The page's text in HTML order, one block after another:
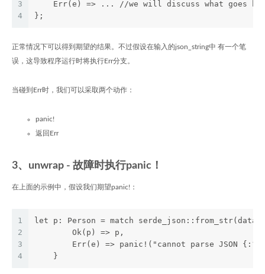
3
4
Err(e) => ... //we will discuss what goes
};
正常情况下可以得到期望的结果。不过假设在输入的json_string中 有一个笔
误，这导致程序运行时将执行Err分支。
当碰到Err时，我们可以采取两个动作：
panic!
返回Err
3、unwrap - 故障时执行panic！
在上面的示例中，假设我们期望panic!：
1
2
3
4
let p: Person = match
        Ok(p) => p,
Err(e) => panic!("cannot parse JSON
    }